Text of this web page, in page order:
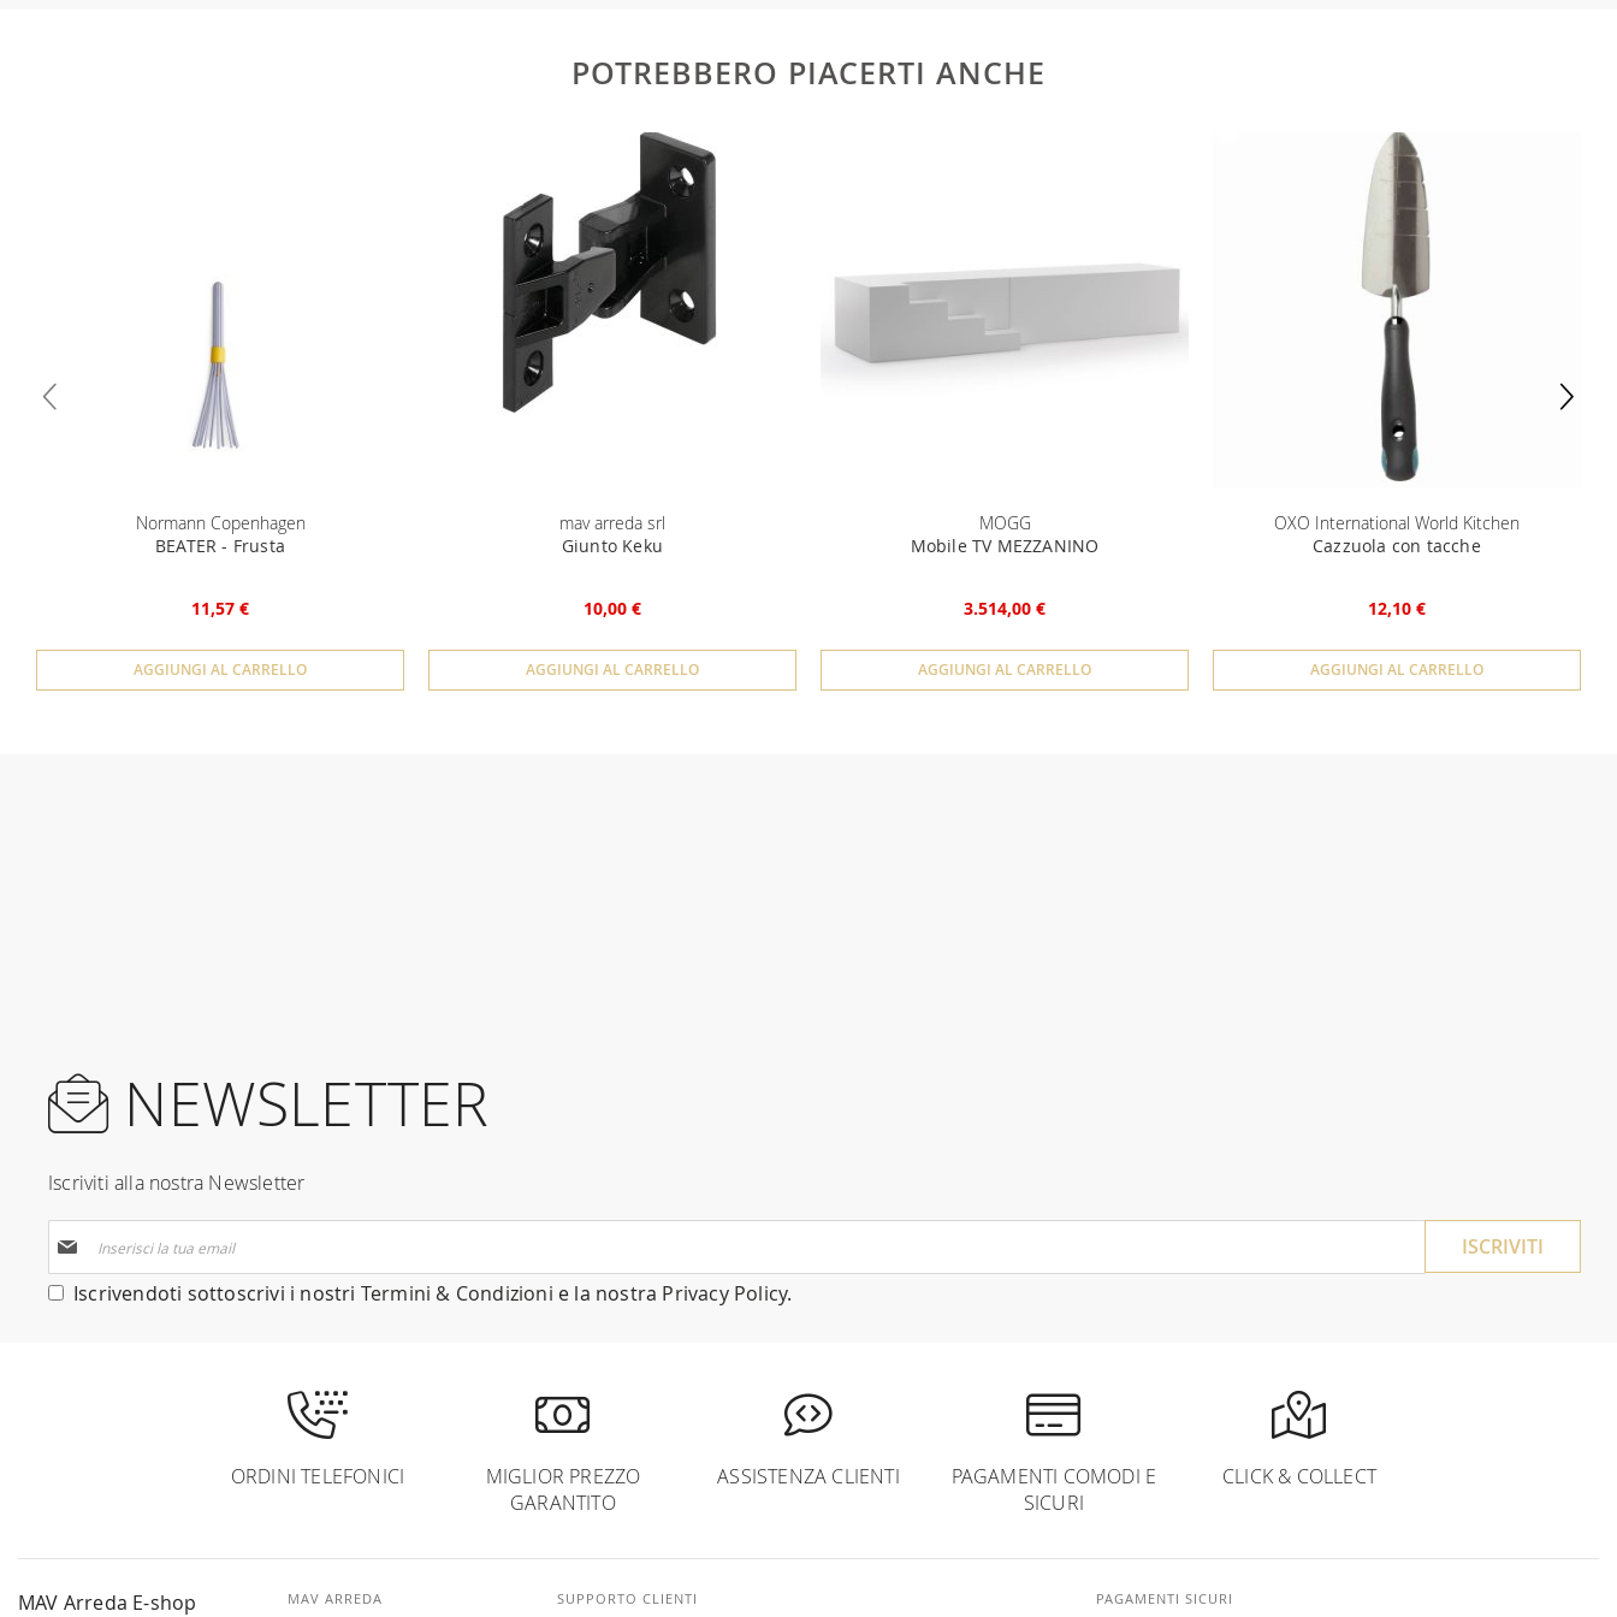
POTREBBERO PIACERTI ANCHE
Normann Copenhagen
BEATER - Frusta
11,57 €
AGGIUNGI AL CARRELLO
mav arreda srl
Giunto Keku
10,00 €
AGGIUNGI AL CARRELLO
MOGG
Mobile TV MEZZANINO
3.514,00 €
AGGIUNGI AL CARRELLO
OXO International World Kitchen
Cazzuola con tacche
12,10 €
AGGIUNGI AL CARRELLO
NEWSLETTER
Iscriviti alla nostra Newsletter
alla
nostra
Iscrivendoti sottoscrivi i nostri Termini & Condizioni e la nostra Privacy Policy.
ISCRIVITI
ORDINI TELEFONICI
MIGLIOR PREZZO
GARANTITO
ASSISTENZA CLIENTI
PAGAMENTI COMODI E
SICURI
CLICK & COLLECT
MAV Arreda E-shop
MAV ARREDA SUPPORTO CLIENTI PAGAMENTI SICURI